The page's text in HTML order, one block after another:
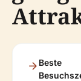
Beste